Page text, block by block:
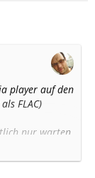
player auf den
FLAC)
nur warten
kann....